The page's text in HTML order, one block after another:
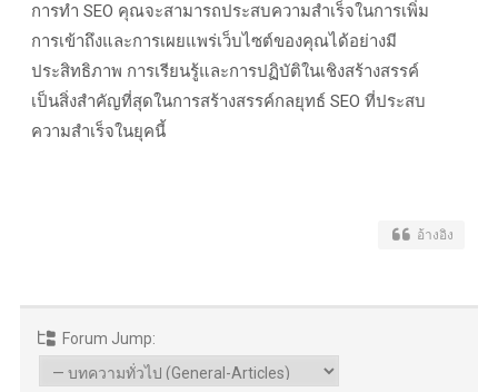
การทำ SEO คุณจะสามารถประสบความสำเร็จในการเพิ่ม
การเข้าถึงและการเผยแพร่เว็บไซต์ของคุณได้อย่างมี
ประสิทธิภาพ การเรียนรู้และการปฏิบัติในเชิงสร้างสรรค์
เป็นสิ่งสำคัญที่สุดในการสร้างสรรค์กลยุทธ์ SEO ที่ประสบ
ความสำเร็จในยุคนี้
อ้างอิง
Forum Jump: